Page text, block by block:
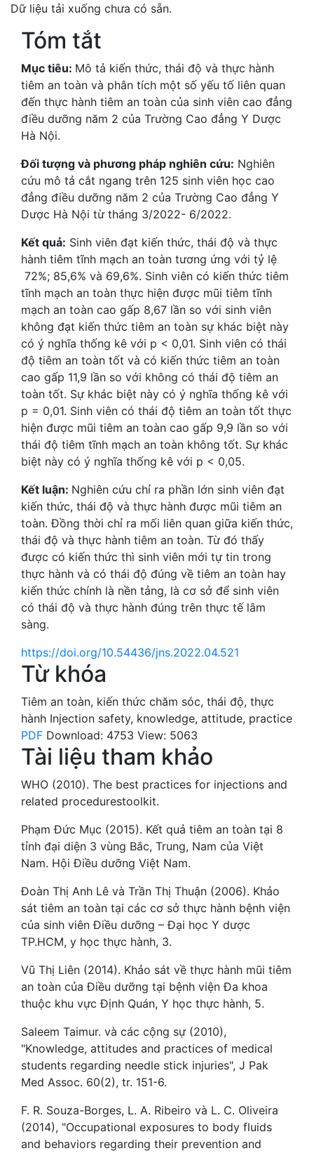
Dữ liệu tải xuống chưa có sẵn.
Tóm tắt
Mục tiêu: Mô tả kiến thức, thái độ và thực hành
tiêm an toàn và phân tích một số yếu tố liên quan
đến thực hành tiêm an toàn của sinh viên cao đẳng
điều dưỡng năm 2 của Trường Cao đẳng Y Dược
Hà Nội.
Đối tượng và phương pháp nghiên cứu: Nghiên
cứu mô tả cắt ngang trên 125 sinh viên học cao
đẳng điều dưỡng năm 2 của Trường Cao đẳng Y
Dược Hà Nội từ tháng 3/2022- 6/2022.
Kết quả: Sinh viên đạt kiến thức, thái độ và thực
hành tiêm tĩnh mạch an toàn tương ứng với tỷ lệ
72%; 85,6% và 69,6%. Sinh viên có kiến thức tiêm
tĩnh mạch an toàn thực hiện được mũi tiêm tĩnh
mạch an toàn cao gấp 8,67 lần so với sinh viên
không đạt kiến thức tiêm an toàn sự khác biệt này
có ý nghĩa thống kê với p < 0,01. Sinh viên có thái
độ tiêm an toàn tốt và có kiến thức tiêm an toàn
cao gấp 11,9 lần so với không có thái độ tiêm an
toàn tốt. Sự khác biệt này có ý nghĩa thống kê với
p = 0,01. Sinh viên có thái độ tiêm an toàn tốt thực
hiện được mũi tiêm an toàn cao gấp 9,9 lần so với
thái độ tiêm tĩnh mạch an toàn không tốt. Sự khác
biệt này có ý nghĩa thống kê với p < 0,05.
Kết luận: Nghiên cứu chỉ ra phần lớn sinh viên đạt
kiến thức, thái độ và thực hành được mũi tiêm an
toàn. Đồng thời chỉ ra mối liên quan giữa kiến thức,
thái độ và thực hành tiêm an toàn. Từ đó thấy
được có kiến thức thì sinh viên mới tự tin trong
thực hành và có thái độ đúng về tiêm an toàn hay
kiến thức chính là nền tảng, là cơ sở để sinh viên
có thái độ và thực hành đúng trên thực tế lâm
sàng.
https://doi.org/10.54436/jns.2022.04.521
Từ khóa
Tiêm an toàn, kiến thức chăm sóc, thái độ, thực
hành Injection safety, knowledge, attitude, practice
PDF Download: 4753 View: 5063
Tài liệu tham khảo
WHO (2010). The best practices for injections and
related procedurestoolkit.
Phạm Đức Mục (2015). Kết quả tiêm an toàn tại 8
tỉnh đại diện 3 vùng Bắc, Trung, Nam của Việt
Nam. Hội Điều dưỡng Việt Nam.
Đoàn Thị Anh Lê và Trần Thị Thuận (2006). Khảo
sát tiêm an toàn tại các cơ sở thực hành bệnh viện
của sinh viên Điều dưỡng – Đại học Y dược
TP.HCM, y học thực hành, 3.
Vũ Thị Liên (2014). Khảo sát về thực hành mũi tiêm
an toàn của Điều dưỡng tại bệnh viện Đa khoa
thuộc khu vực Định Quán, Y học thực hành, 5.
Saleem Taimur. và các cộng sự (2010),
"Knowledge, attitudes and practices of medical
students regarding needle stick injuries", J Pak
Med Assoc. 60(2), tr. 151-6.
F. R. Souza-Borges, L. A. Ribeiro và L. C. Oliveira
(2014), "Occupational exposures to body fluids
and behaviors regarding their prevention and